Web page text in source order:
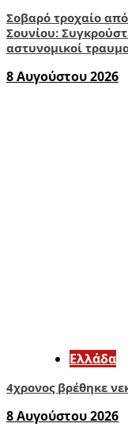
Σοβαρό τροχαίο
Σουνίου:
αστυνομικοί
8 Αυγούστου 2026
Ελλάδα
4χρονος βρέθηκε
8 Αυγούστου 2026